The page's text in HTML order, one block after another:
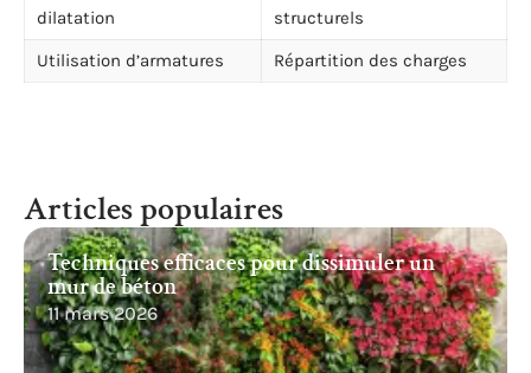
dilatation
structurels
Utilisation d’armatures
Répartition des charges
Articles populaires
Techniques efficaces pour dissimuler un
mur de béton
11 mars 2026